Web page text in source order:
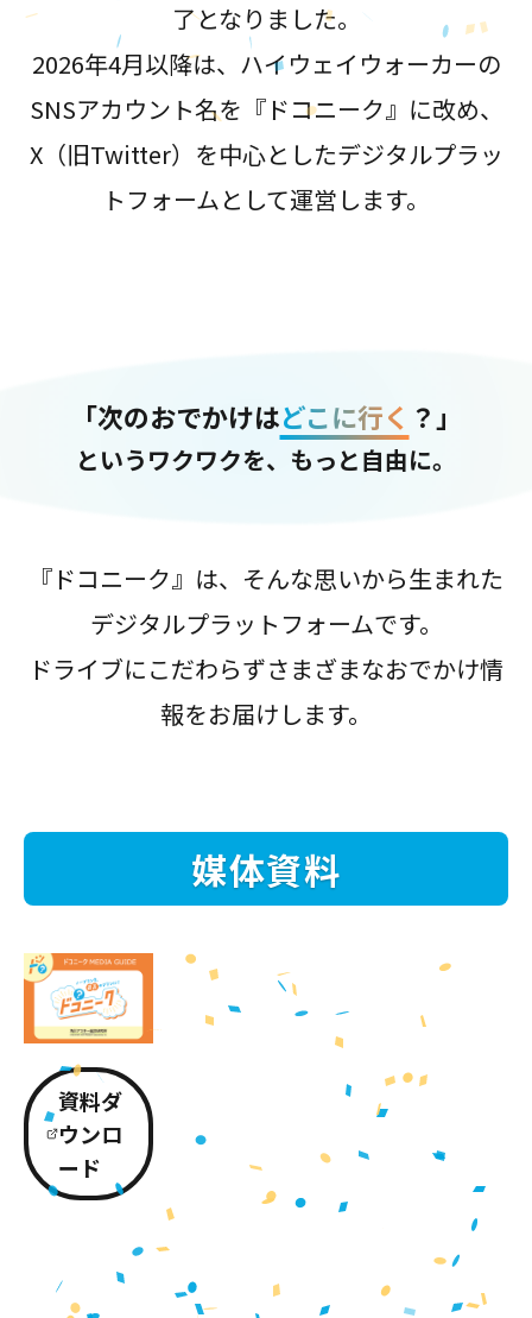
了となりました。
2026年4月以降は、ハイウェイウォーカーの
SNSアカウント名を『ドコニーク』に改め、
X（旧Twitter）を中心としたデジタルプラッ
トフォームとして運営します。
「次のおでかけはどこに行く ？」
というワクワクを、もっと自由に。
『ドコニーク』は、そんな思いから生まれた
デジタルプラットフォームです。
ドライブにこだわらずさまざまなおでかけ情
報をお届けします。
媒体資料
資料ダ
ウンロ
ード